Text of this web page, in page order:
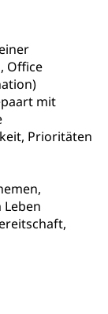
Office
mit
Prioritäten